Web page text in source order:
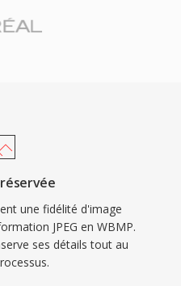
une fidélité d'image
JPEG en WBMP.
ses détails tout au